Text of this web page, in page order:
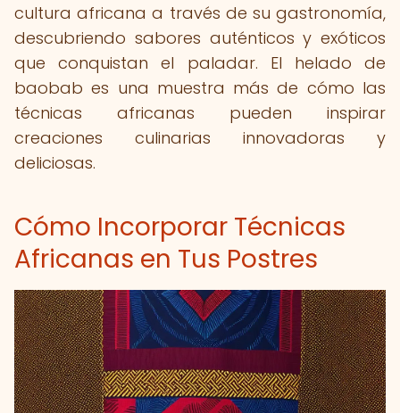
cultura africana a través de su gastronomía,
descubriendo sabores auténticos y exóticos
que conquistan el paladar. El helado de
baobab es una muestra más de cómo las
técnicas africanas pueden inspirar
creaciones culinarias innovadoras y
deliciosas.
Cómo Incorporar Técnicas
Africanas en Tus Postres